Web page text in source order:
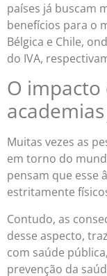
países já buscam
benefícios para o
Bélgica e Chile,
do IVA,
O
academias
Muitas vezes as
em torno do
pensam que esse
estritamente
Contudo, as
desse aspecto,
com saúde
prevenção da